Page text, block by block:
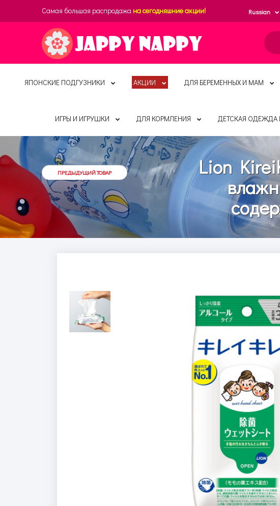
Самая большая распродажа на сегодняшние акции! Russian
ЯПОНСКИЕ ПОДГУЗНИКИ АКЦИИ ДЛЯ БЕРЕМЕННЫХ И МАМ
ИГРЫ И ИГРУШКИ ДЛЯ КОРМЛЕНИЯ ДЕТСКАЯ ОДЕЖДА
ПРЕДЫДУЩИЙ ТОВАР
Lion